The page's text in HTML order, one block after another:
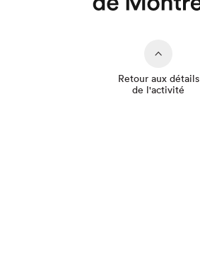
Retour aux détails
de l'activité